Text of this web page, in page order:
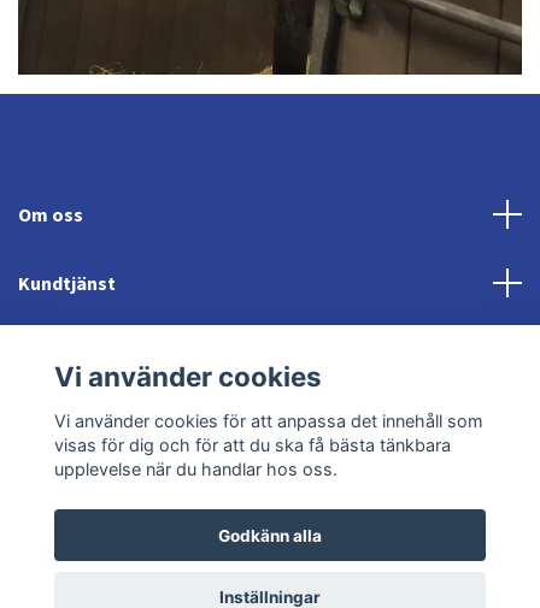
Om oss
Kundtjänst
Sociala medier
© 2026 Jonröds EquishopPowered by Quickbutik
Vi använder cookies
Vi använder cookies för att anpassa det innehåll som
visas för dig och för att du ska få bästa tänkbara
upplevelse när du handlar hos oss.
Godkänn alla
Inställningar